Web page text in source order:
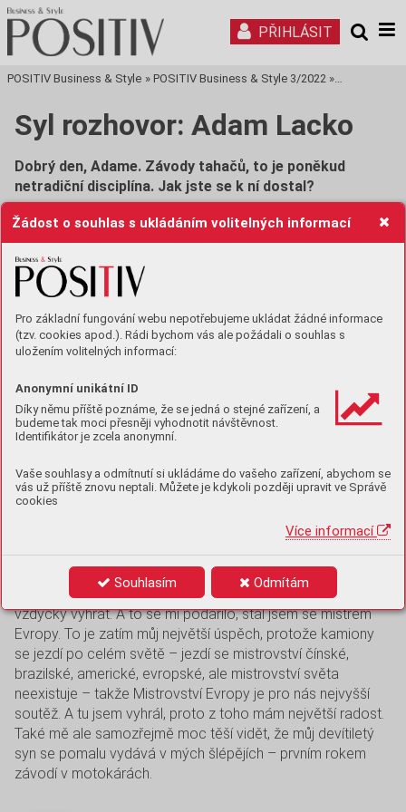
Žádost o souhlas s ukládáním volitelných informací
Pro základní fungování webu nepotřebujeme ukládat žádné informace
(tzv. cookies apod.). Rádi bychom vás ale požádali o souhlas s
uložením volitelných informací:
Anonymní unikátní ID
Díky němu příště poznáme, že se jedná o stejné zařízení, a
budeme tak moci přesněji vyhodnotit návštěvnost.
Identifikátor je zcela anonymní.
Vaše souhlasy a odmítnutí si ukládáme do vašeho zařízení, abychom se
vás už příště znovu neptali. Můžete je kdykoli později upravit ve Správě
cookies
Více informací
Souhlasím Odmítám
PŘIHLÁSIT
POSITIV Business & Style » POSITIV Business & Style 3/2022 » Tisková
Syl rozhovor: Adam Lacko
Dobrý den, Adame. Závody tahačů, to je poněkud
netradiční disciplína. Jak jste se k ní dostal?
Ač se to nezdá, tahače mají v Česku dlouhou historii, letos
zde tyto závody slaví 30. výročí. Já jsem se k této
disciplíně dostal přes Standu Matějovského, mimo jiné
mistra Evropy z roku 2001, který tehdy závodil za Tatra
Truck Racing Team. Jsem z Frenštátu, což je od Kopřivnice
kousek, takže mě Standa znal od mých 6 let, kdy jsem
začínal na motokárách. Napadlo ho mě oslovit, jestli bych
nechtěl zkusit jezdit s tahačem Tatra. Mně se nápad zalíbil,
testovacího jezdce a v následujícím roce už jsem jel
závody Super Race Truck v kategorii Tatra Jamal.
Od té doby jste toho stihl spoustu. Jste
několikanásobný vicemistr Evropy, mistr Evropy, jako
jediný závodník jste od roku 2015 nechyběl ani jednou
v elitní trojce, několikrát jste získal Zlatý volant...
dosavadní kariéře nejvíc?
I když mám za sebou mnoho úspěchů, člověk chce stejně
vždycky vyhrát. A to se mi podařilo, stal jsem se mistrem
Evropy. To je zatím můj největší úspěch, protože kamiony
se jezdí po celém světě – jezdí se mistrovství čínské,
brazilské, americké, evropské, ale mistrovství světa
neexistuje – takže Mistrovství Evropy je pro nás nejvyšší
soutěž. A tu jsem vyhrál, proto z toho mám největší radost.
Také mě ale samozřejmě moc těší vidět, že můj devítiletý
syn se pomalu vydává v mých šlépějích – prvním rokem
závodí v motokárách.